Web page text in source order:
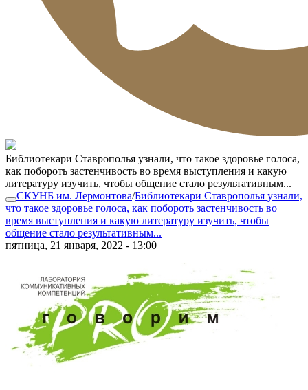
Библиотекари Ставрополья узнали, что такое здоровье голоса,
как побороть застенчивость во время выступления и какую
литературу изучить, чтобы общение стало результативным...
СКУНБ им. Лермонтова/Библиотекари Ставрополья узнали,
что такое здоровье голоса, как побороть застенчивость во
время выступления и какую литературу изучить, чтобы
общение стало результативным...
пятница, 21 января, 2022 - 13:00